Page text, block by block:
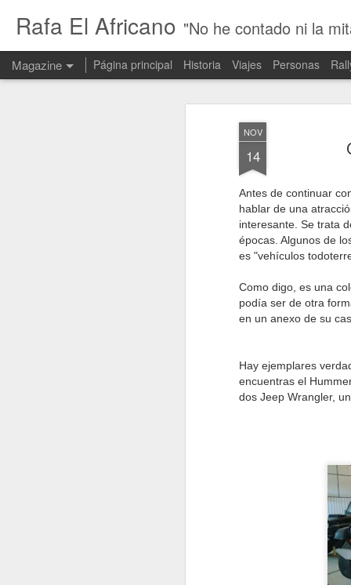
NOV
14
Antes de continuar
hablar de una
interesante. Se trata
épocas. Algunos de
es "vehículos
Como digo, es una
podía ser de otra
en un anexo de su
Hay ejemplares
encuentras el
dos Jeep Wrangler,
Rafa El Africano "No he contado ni la
Magazine Página principal Historia Viajes Personas